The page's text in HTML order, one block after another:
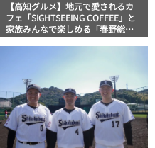
【高知グルメ】地元で愛されるカ
フェ「SIGHTSEEING COFFEE」と
家族みんなで楽しめる「春野総合